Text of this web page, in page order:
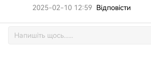
2025-02-10 12:59 Відповісти